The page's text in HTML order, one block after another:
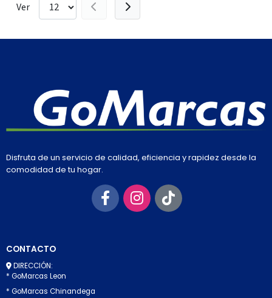
Ver
Disfruta de un servicio de calidad, eficiencia y rapidez desde la
comodidad de tu hogar.
CONTACTO
DIRECCIÓN:
* GoMarcas Leon
* GoMarcas Chinandega